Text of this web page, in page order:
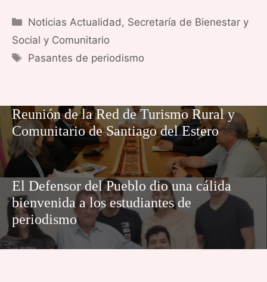
Categorías
Noticias Actualidad , Secretaría de Bienestar y
Social y Comunitario
Etiquetas
Pasantes de periodismo
Reunión de la Red de Turismo Rural y
Comunitario de Santiago del Estero
El Defensor del Pueblo dio una cálida
bienvenida a los estudiantes de
periodismo